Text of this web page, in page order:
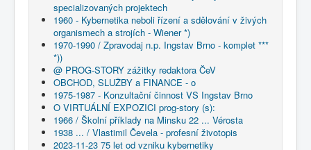
specializovaných projektech
1960 - Kybernetika neboli řízení a sdělování v živých
organismech a strojích - Wiener *)
1970-1990 / Zpravodaj n.p. Ingstav Brno - komplet ***
*))
@ PROG-STORY zážitky redaktora ČeV
OBCHOD, SLUŽBY a FINANCE - o
1975-1987 - Konzultační činnost VS Ingstav Brno
O VIRTUÁLNÍ EXPOZICI prog-story (s):
1966 / Školní příklady na Minsku 22 ... Vérosta
1938 ... / Vlastimil Čevela - profesní životopis
2023-11-23 75 let od vzniku kybernetiky